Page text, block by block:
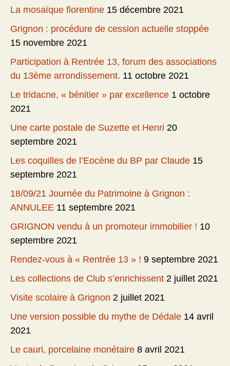
La mosaïque florentine 15 décembre 2021
Grignon : procédure de cession actuelle stoppée
15 novembre 2021
Participation à Rentrée 13, forum des associations
du 13ème arrondissement. 11 octobre 2021
Le tridacne, « bénitier » par excellence 1 octobre
2021
Une carte postale de Suzette et Henri 20
septembre 2021
Les coquilles de l’Eocène du BP par Claude 15
septembre 2021
18/09/21 Journée du Patrimoine à Grignon :
ANNULEE 11 septembre 2021
GRIGNON vendu à un promoteur immobilier ! 10
septembre 2021
Rendez-vous à « Rentrée 13 » ! 9 septembre 2021
Les collections de Club s’enrichissent 2 juillet 2021
Visite scolaire à Grignon 2 juillet 2021
Une version possible du mythe de Dédale 14 avril
2021
Le cauri, porcelaine monétaire 8 avril 2021